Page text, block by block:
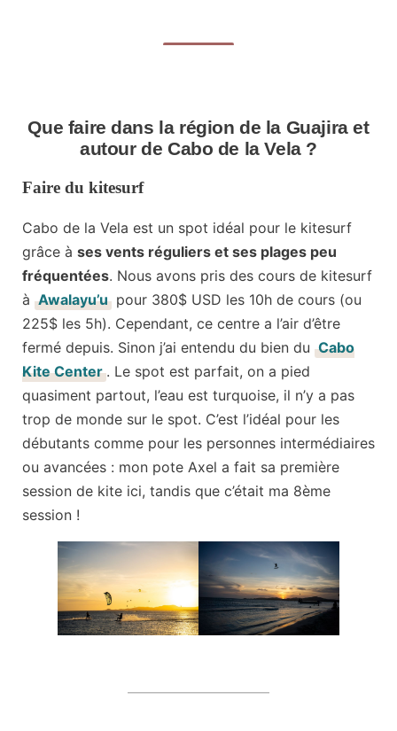
Que faire dans la région de la Guajira et
autour de Cabo de la Vela ?
Faire du kitesurf
Cabo de la Vela est un spot idéal pour le kitesurf
grâce à ses vents réguliers et ses plages peu
fréquentées. Nous avons pris des cours de kitesurf
à Awalayu’u pour 380$ USD les 10h de cours (ou
225$ les 5h). Cependant, ce centre a l’air d’être
fermé depuis. Sinon j’ai entendu du bien du Cabo
Kite Center . Le spot est parfait, on a pied
quasiment partout, l’eau est turquoise, il n’y a pas
trop de monde sur le spot. C’est l’idéal pour les
débutants comme pour les personnes intermédiaires
ou avancées : mon pote Axel a fait sa première
session de kite ici, tandis que c’était ma 8ème
session !